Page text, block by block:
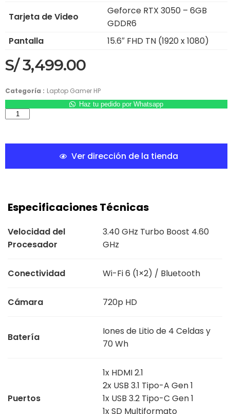
Tarjeta de Video
Geforce RTX 3050 – 6GB
GDDR6
Pantalla
15.6″ FHD TN (1920 x 1080)
S/3,499.00
Categoría : Laptop Gamer HP
Haz tu pedido por Whatsapp
Ver dirección de la tienda
Especificaciones Técnicas
Velocidad del
Procesador
3.40 GHz Turbo Boost 4.60
GHz
Conectividad Wi-Fi 6 (1×2) / Bluetooth
Cámara 720p HD
Batería
Iones de Litio de 4 Celdas y
70 Wh
Puertos
1x HDMI 2.1
2x USB 3.1 Tipo-A Gen 1
1x USB 3.2 Tipo-C Gen 1
1x SD Multiformato